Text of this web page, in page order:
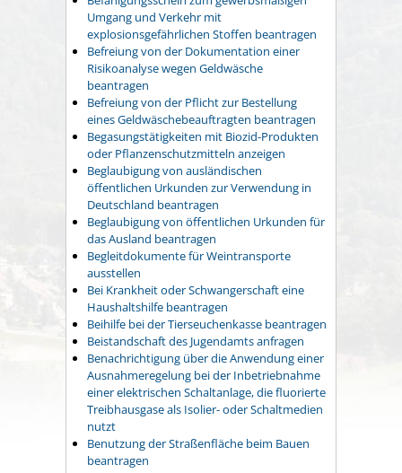
Umgang und Verkehr mit
explosionsgefährlichen Stoffen beantragen
Befreiung von der Dokumentation einer
Risikoanalyse wegen Geldwäsche
beantragen
Befreiung von der Pflicht zur Bestellung
eines Geldwäschebeauftragten beantragen
Begasungstätigkeiten mit Biozid-Produkten
oder Pflanzenschutzmitteln anzeigen
Beglaubigung von ausländischen
öffentlichen Urkunden zur Verwendung in
Deutschland beantragen
Beglaubigung von öffentlichen Urkunden für
das Ausland beantragen
Begleitdokumente für Weintransporte
ausstellen
Bei Krankheit oder Schwangerschaft eine
Haushaltshilfe beantragen
Beihilfe bei der Tierseuchenkasse beantragen
Beistandschaft des Jugendamts anfragen
Benachrichtigung über die Anwendung einer
Ausnahmeregelung bei der Inbetriebnahme
einer elektrischen Schaltanlage, die fluorierte
Treibhausgase als Isolier- oder Schaltmedien
nutzt
Benutzung der Straßenfläche beim Bauen
beantragen